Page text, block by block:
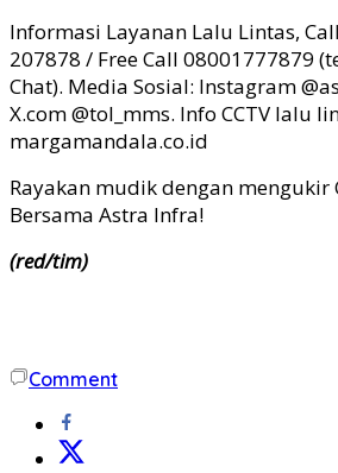
Informasi Layanan Lalu Lintas,
207878 / Free Call 08001777879
Chat). Media Sosial: Instagram
X.com @tol_mms. Info CCTV lalu
margamandala.co.id
Rayakan mudik dengan mengukir
Bersama Astra Infra!
(red/tim)
Comment